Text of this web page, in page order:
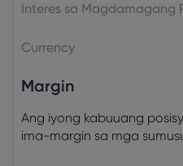
Interes sa Magdamagang
Currency
Margin
Ang iyong kabuuang
ima-margin sa mga